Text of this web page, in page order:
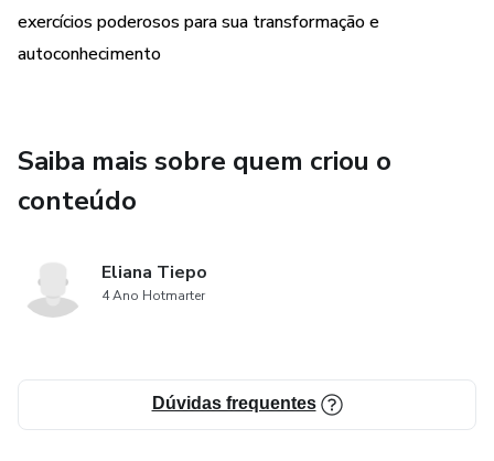
exercícios poderosos para sua transformação e
autoconhecimento
Saiba mais sobre quem criou o
conteúdo
Eliana Tiepo
4 Ano Hotmarter
Dúvidas frequentes